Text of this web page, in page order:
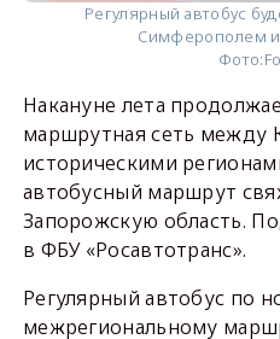
Регулярный автобус
Симферополем
Фото:
Накануне лета
маршрутная сеть между
историческими
автобусный маршрут
Запорожскую область.
в ФБУ «Росавтотранс».
Регулярный автобус по
межрегиональному